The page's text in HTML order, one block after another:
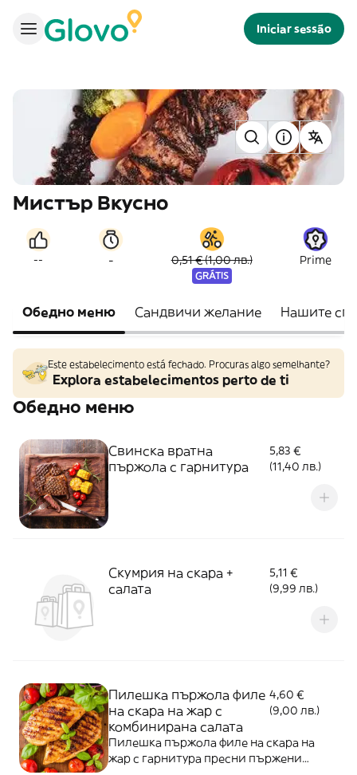
Iniciar sessão
Мистър Вкусно
-- - 0,51 € (1,00 лв.)
GRÁTIS
Prime
Обедно меню Сандвичи желание Нашите
Este estabelecimento está fechado. Procuras algo semelhante?
Explora estabelecimentos perto de ti
Обедно меню
Свинска вратна
пържола с гарнитура
5,83 €
(11,40 лв.)
Скумрия на скара +
салата
5,11 €
(9,99 лв.)
Пилешка пържола филе
на скара на жар с
комбинирана салата
4,60 €
(9,00 лв.)
Пилешка пържола филе на скара на
жар с гарнитура пресни пържени